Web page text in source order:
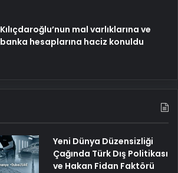
Kılıçdaroğlu’nun mal varlıklarına ve
banka hesaplarına haciz konuldu
Yeni Dünya Düzensizliği
Çağında Türk Dış Politikası
ve Hakan Fidan Faktörü